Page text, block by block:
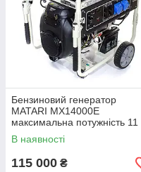
Бензиновий генератор
MATARI MX14000E
максимальна потужність 11
кВт
В наявності
115 000 ₴